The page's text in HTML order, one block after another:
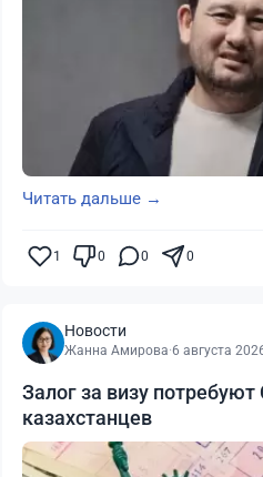
Читать дальше →
1 0 0 0
Новости
Жанна Амирова·6 августа
Залог за визу
казахстанцев